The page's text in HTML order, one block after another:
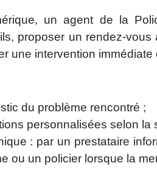
un agent de la
proposer un rendez-
une intervention
du problème rencontré ;
personnalisées selon la
: par un prestataire
ou un policier lorsque la